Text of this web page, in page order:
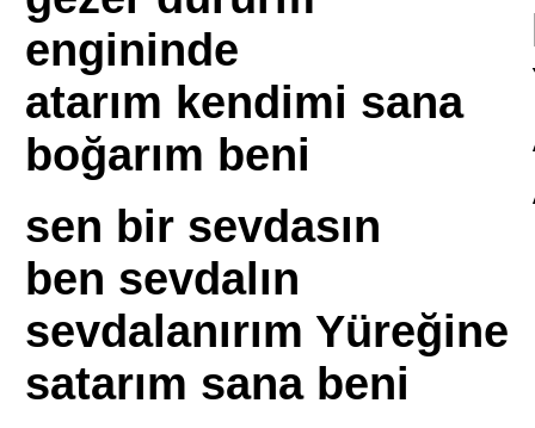
engininde
atarım kendimi sana
boğarım beni
sen bir sevdasın
ben sevdalın
sevdalanırım Yüreğine
satarım sana beni